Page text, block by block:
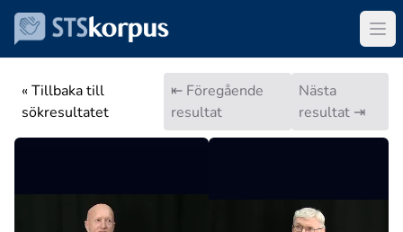
« Tillbaka till
sökresultatet
⇤ Föregående
resultat
Nästa
resultat ⇥